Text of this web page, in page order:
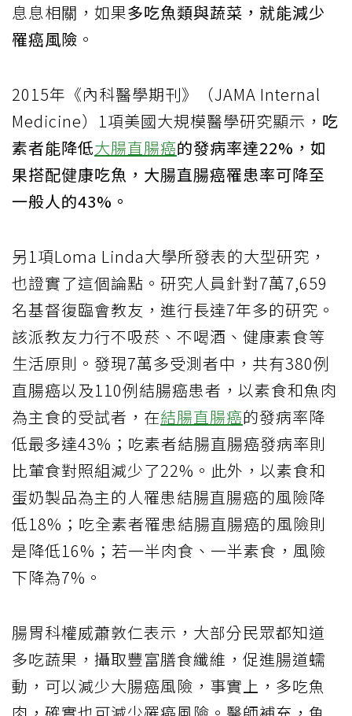
息息相關，如果多吃魚類與蔬菜，就能減少
罹癌風險 。
2015年《內科醫學期刊》（JAMA Internal
Medicine）1項美國大規模醫學研究顯示， 吃
素者能降低大腸直腸癌的發病率達22%，如
果搭配健康吃魚，大腸直腸癌罹患率可降至
一般人的43%。
另1項Loma Linda大學所發表的大型研究，
也證實了這個論點。研究人員針對7萬7,659
名基督復臨會教友，進行長達7年多的研究。
該派教友力行不吸菸、不喝酒、健康素食等
生活原則。發現7萬多受測者中，共有380例
直腸癌以及110例結腸癌患者，以素食和魚肉
為主食的受試者，在結腸直腸癌的發病率降
低最多達43%；吃素者結腸直腸癌發病率則
比葷食對照組減少了22%。此外，以素食和
蛋奶製品為主的人罹患結腸直腸癌的風險降
低18%；吃全素者罹患結腸直腸癌的風險則
是降低16%；若一半肉食、一半素食，風險
下降為7%。
腸胃科權威蕭敦仁表示，大部分民眾都知道
多吃蔬果，攝取豐富膳食纖維，促進腸道蠕
動，可以減少大腸癌風險，事實上，多吃魚